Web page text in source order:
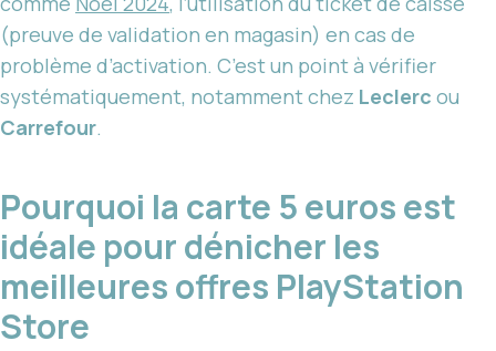
(preuve de validation en magasin) en cas de
problème d’activation. C’est un point à vérifier
systématiquement, notamment chez Leclerc ou
Carrefour.
Pourquoi la carte 5 euros est
idéale pour dénicher les
meilleures offres PlayStation
Store